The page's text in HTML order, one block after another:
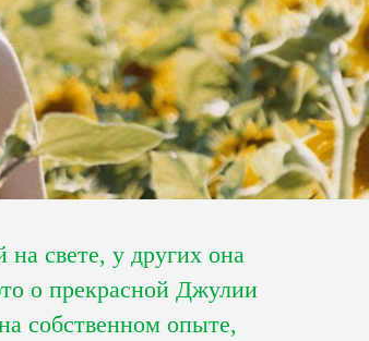
свете, у других она
о прекрасной Джулии
собственном опыте,